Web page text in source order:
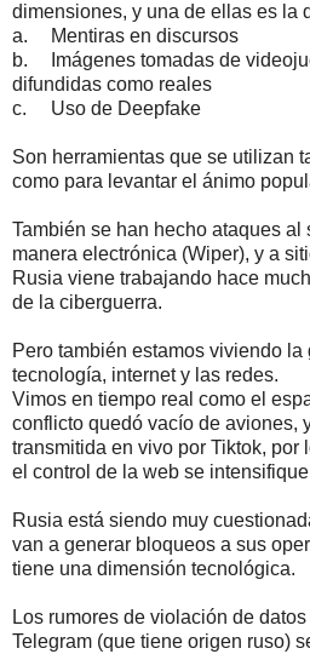
dimensiones, y una de ellas es la
a.
Mentiras en discursos
b.
Imágenes tomadas de
difundidas como reales
c.
Uso de Deepfake
Son herramientas que se utilizan
como para levantar el ánimo
También se han hecho ataques al
manera electrónica (Wiper), y a
Rusia viene trabajando hace
de la ciberguerra.
Pero también estamos viviendo la
tecnología, internet y las redes.
Vimos en tiempo real como el
conflicto quedó vacío de aviones,
transmitida en vivo por Tiktok, por
el control de la web se
Rusia está siendo muy
van a generar bloqueos a sus
tiene una dimensión tecnológica.
Los rumores de violación de
Telegram (que tiene origen ruso)